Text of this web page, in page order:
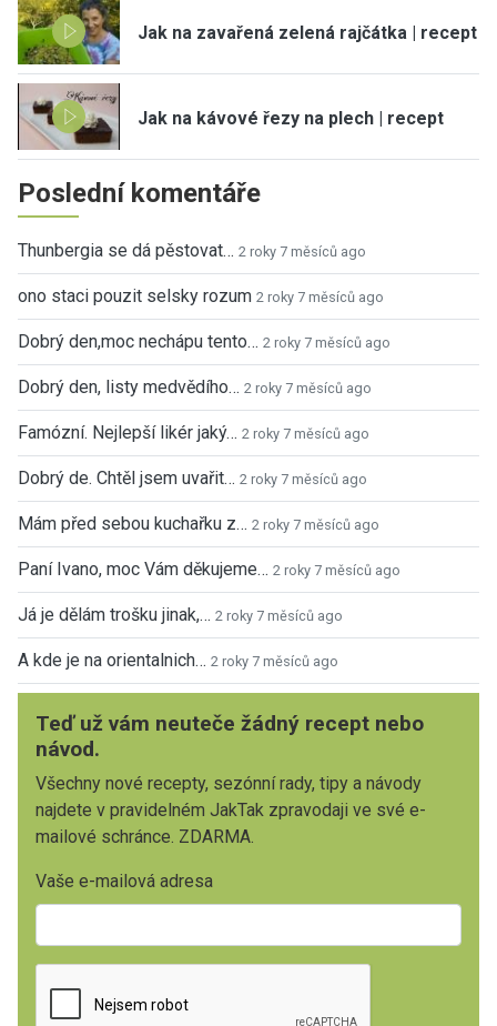
Jak na zavařená zelená rajčátka | recept
Jak na kávové řezy na plech | recept
Poslední komentáře
Thunbergia se dá pěstovat… 2 roky 7 měsíců ago
ono staci pouzit selsky rozum 2 roky 7 měsíců ago
Dobrý den,moc nechápu tento… 2 roky 7 měsíců ago
Dobrý den, listy medvědího… 2 roky 7 měsíců ago
Famózní. Nejlepší likér jaký… 2 roky 7 měsíců ago
Dobrý de. Chtěl jsem uvařit… 2 roky 7 měsíců ago
Mám před sebou kuchařku z… 2 roky 7 měsíců ago
Paní Ivano, moc Vám děkujeme… 2 roky 7 měsíců ago
Já je dělám trošku jinak,… 2 roky 7 měsíců ago
A kde je na orientalnich… 2 roky 7 měsíců ago
Teď už vám neuteče žádný recept nebo
návod.
Všechny nové recepty, sezónní rady, tipy a návody
najdete v pravidelném JakTak zpravodaji ve své e-
mailové schránce. ZDARMA.
Vaše e-mailová adresa